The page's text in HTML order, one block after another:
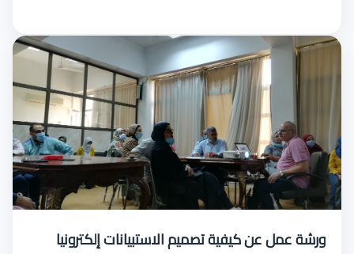
ورشة عمل عن كيفية تصميم الاستبيانات إلكترونيا